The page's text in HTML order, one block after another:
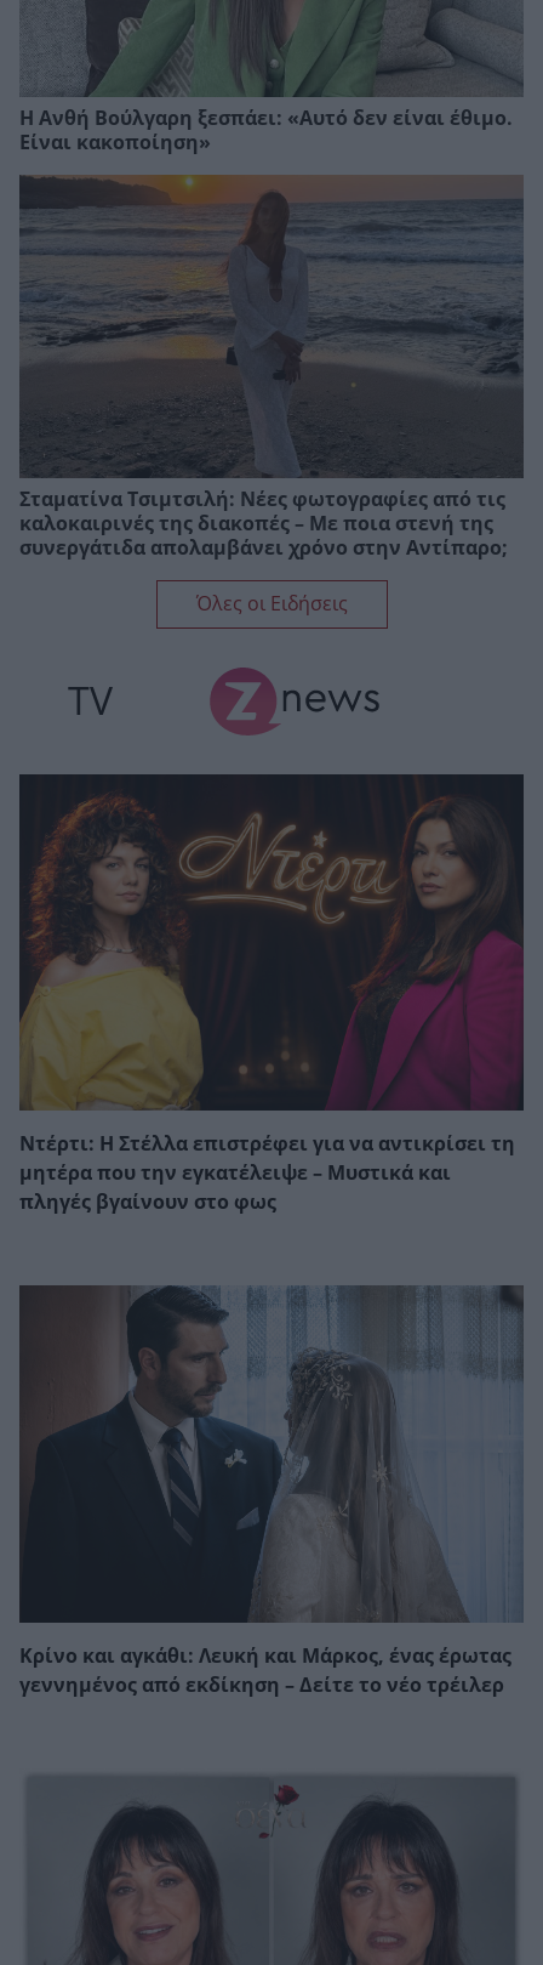
Η Ανθή Βούλγαρη ξεσπάει: «Αυτό δεν είναι έθιμο.
Είναι κακοποίηση»
Σταματίνα Τσιμτσιλή: Νέες φωτογραφίες από τις
καλοκαιρινές της διακοπές – Με ποια στενή της
συνεργάτιδα απολαμβάνει χρόνο στην Αντίπαρο;
Όλες οι Ειδήσεις
TV
Ντέρτι: Η Στέλλα επιστρέφει για να αντικρίσει τη
μητέρα που την εγκατέλειψε – Μυστικά και
πληγές βγαίνουν στο φως
Κρίνο και αγκάθι: Λευκή και Μάρκος, ένας έρωτας
γεννημένος από εκδίκηση – Δείτε το νέο τρέιλερ